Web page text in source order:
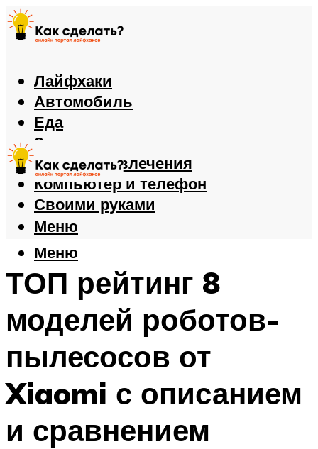
Лайфхаки
Автомобиль
Еда
Здоровье
Игры и развлечения
Компьютер и телефон
Своими руками
Меню
Меню
ТОП рейтинг 8
моделей роботов-
пылесосов от
Xiaomi с описанием
и сравнением